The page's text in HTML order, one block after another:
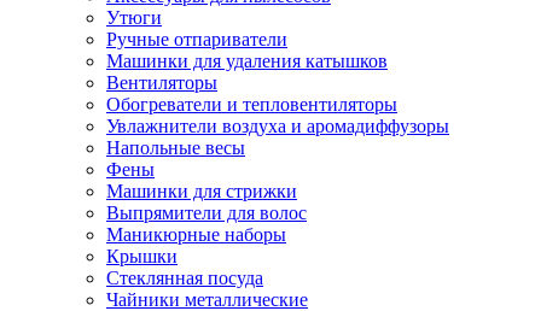
Утюги
Ручные отпариватели
Машинки для удаления катышков
Вентиляторы
Обогреватели и тепловентиляторы
Увлажнители воздуха и аромадиффузоры
Напольные весы
Фены
Машинки для стрижки
Выпрямители для волос
Маникюрные наборы
Крышки
Стеклянная посуда
Чайники металлические